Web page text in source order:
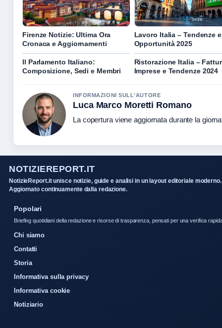
Firenze Notizie: Ultima Ora
Cronaca e Aggiornamenti
Lavoro Italia – Tendenze e
Opportunità 2025
Il Parlamento Italiano:
Composizione, Sedi e Membri
Ristorazione Italia –
Imprese e Tendenze 2024
INFORMAZIONI SULL'AUTORE
Luca Marco Moretti Romano
La copertura viene aggiornata durante la
NOTIZIEREPORT.IT
NotizieReport.it unisce notizie, guide e analisi in un layout editoriale moderno.
Aggiornato continuamente dalla redazione.
Popolari
Briefing quotidiani della redazione e risorse di trasparenza, pensati per una verifica
Chi siamo
Contatti
Storia
Informativa sulla privacy
Informativa cookie
Notiziario